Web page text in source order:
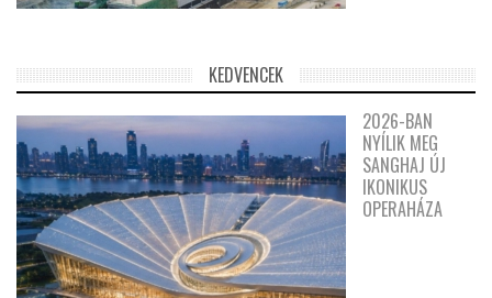
KEDVENCEK
2026-BAN
NYÍLIK MEG
SANGHAJ ÚJ
IKONIKUS
OPERAHÁZA